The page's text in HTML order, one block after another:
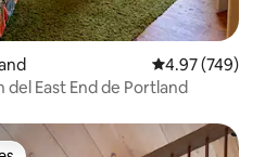
Calificación
4.97 (749)
East End de Portland